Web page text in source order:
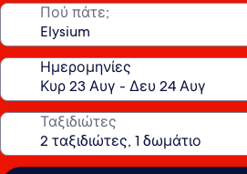
Πού πάτε;
Ημερομηνίες
Ταξιδιώτες